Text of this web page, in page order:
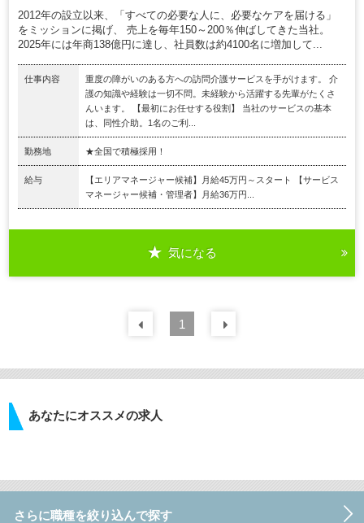
2012年の設立以来、「すべての必要な人に、必要なケアを届ける」
をミッションに掲げ、 売上を毎年150～200％伸ばしてきた当社。
2025年には年商138億円に達し、社員数は約4100名に増加して...
仕事内容
重度の障がいのある方への訪問介護サービスを手がけます。 介
護の知識や経験は一切不問。未経験から活躍する先輩がたくさ
んいます。 【最初にお任せする役割】 当社のサービスの基本
は、同性介助。1名のご利...
勤務地 ★全国で積極採用！
給与
【エリアマネージャー候補】月給45万円～スタート 【サービス
マネージャー候補・管理者】月給36万円...
気になる
前の 件
1
あなたにオススメの求人
さらに職種を絞り込んで探す